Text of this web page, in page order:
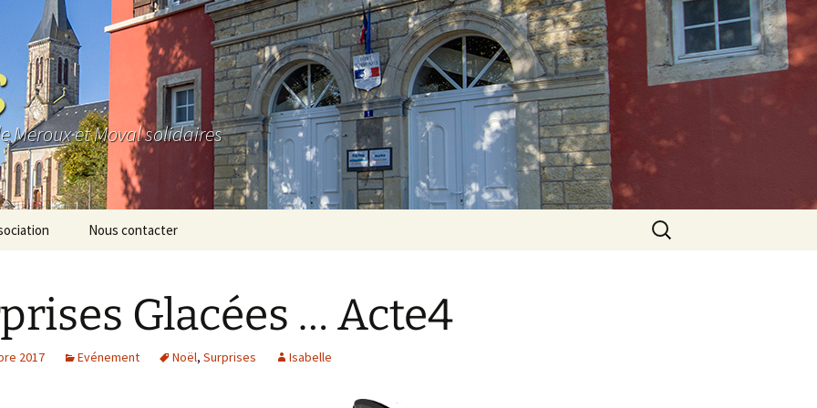
Meroux et Moval solidaires
Nous contacter
Rechercher :
Glacées … Acte4
2017 Evénement Noël, Surprises Isabelle